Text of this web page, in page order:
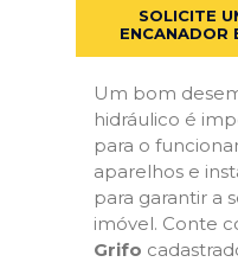
SOLICITE
ENCANADOR
Um bom
hidráulico é
para o
aparelhos e
para garantir a
imóvel. Conte
Grifo